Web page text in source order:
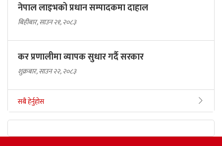
नेपाल लाइभको प्रधान सम्पादकमा दाहाल
बिहीबार, साउन २१, २०८३
कर प्रणालीमा व्यापक सुधार गर्दै सरकार
शुक्रबार, साउन २२, २०८३
सबै हेर्नुहोस